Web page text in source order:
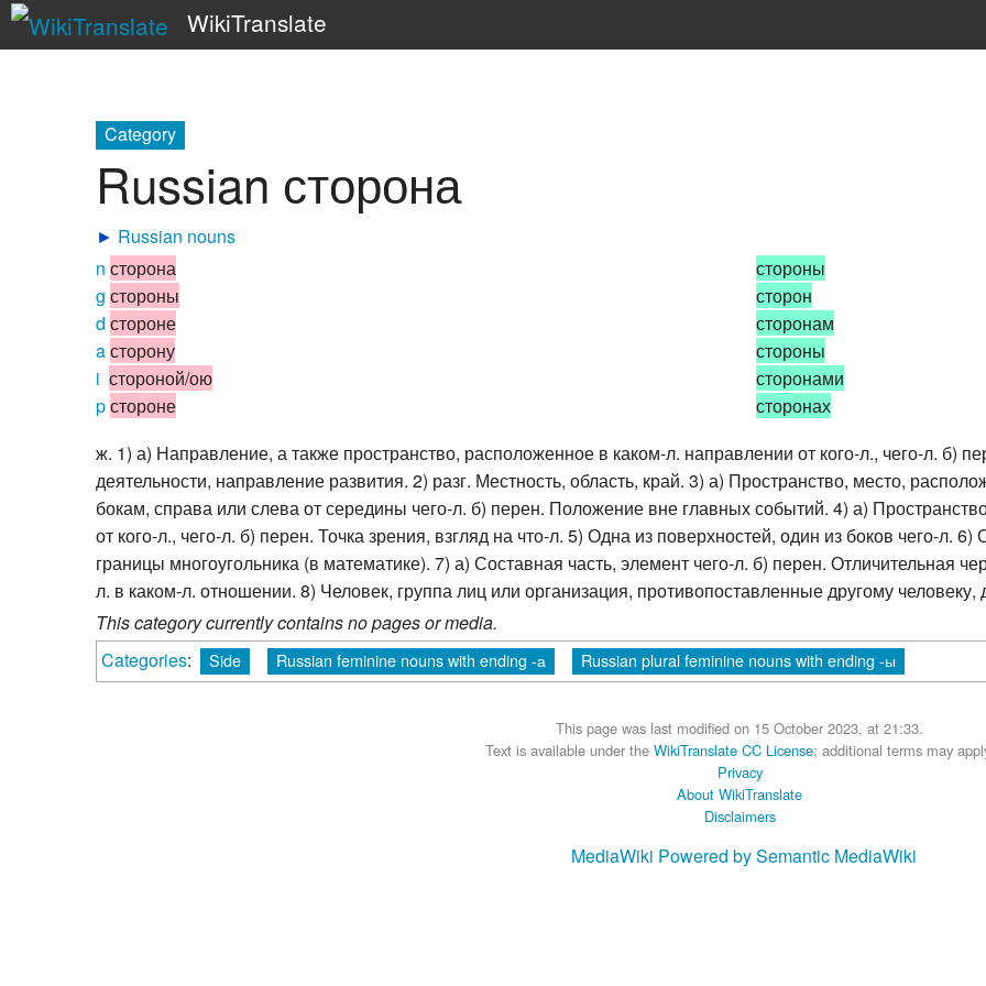
WikiTranslate
Category
Russian сторона
► Russian nouns
n сторона
g стороны
d стороне
aсторону
i стороной/ою
pстороне
стороны
сторон
сторонам
стороны
сторонами
сторонах
ж. 1) а) Направление, а также пространство, расположенное в каком-л. направлении от кого-л., чего-л. б)
деятельности, направление развития. 2) разг. Местность, область, край. 3) а) Пространство, место,
бокам, справа или слева от середины чего-л. б) перен. Положение вне главных событий. 4) а)
от кого-л., чего-л. б) перен. Точка зрения, взгляд на что-л. 5) Одна из поверхностей, один из боков чего-л.
границы многоугольника (в математике). 7) а) Составная часть, элемент чего-л. б) перен. Отличительная
л. в каком-л. отношении. 8) Человек, группа лиц или организация, противопоставленные другому человеку,
This category currently contains no pages or media.
Categories: Side Russian feminine nouns with ending -а Russian plural feminine nouns with ending -ы
This page was last modified on 15 October 2023, at 21:33.
Text is available under the WikiTranslate CC License; additional terms may
Privacy
About WikiTranslate
Disclaimers
MediaWiki Powered by Semantic MediaWiki